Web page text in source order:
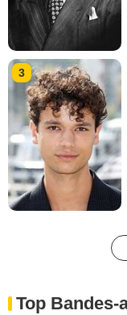
3
Top Bandes-